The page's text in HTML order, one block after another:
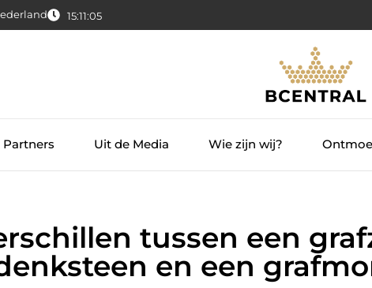
15:11:06
Partners Uit de Media Wie zijn wij?
tussen een
en een